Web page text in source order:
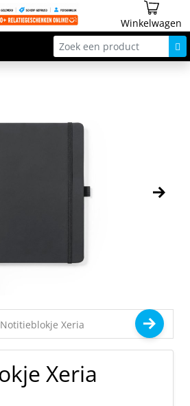
Winkelwagen
Xeria